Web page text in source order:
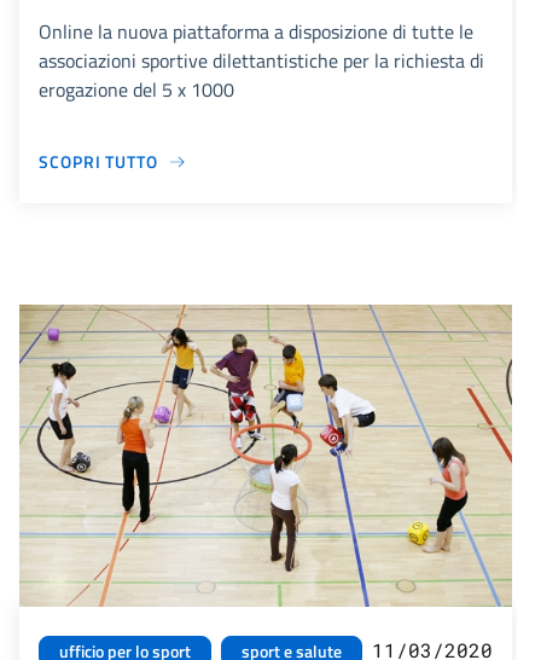
Online la nuova piattaforma a disposizione di tutte le
associazioni sportive dilettantistiche per la richiesta di
erogazione del 5 x 1000
SCOPRI TUTTO
ufficio per lo sport
sport e salute
11/03/2020